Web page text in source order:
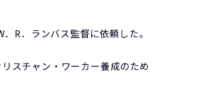
R．ランバス監督に依頼した。
スチャン・ワーカー養成のため